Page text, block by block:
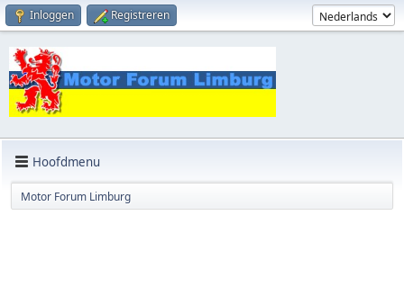
Inloggen Registreren
Hoofdmenu
Motor Forum Limburg